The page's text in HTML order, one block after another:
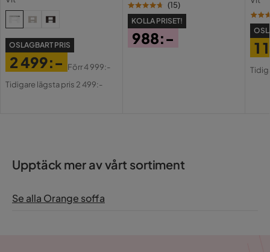
OSLAGBART PRIS
Pris
2 499:-
Original
Förr4 999:-
Tidigare lägsta pris 2 499:-
(15)
KOLLA PRISET!
988:-
1
Upptäck mer av vårt sortiment
Se alla Orange soffa